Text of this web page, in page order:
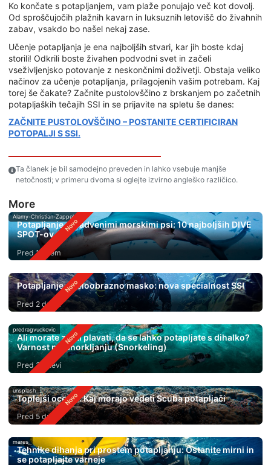
Ko končate s potapljanjem, vam plaže ponujajo več kot dovolj.
Od sproščujočih plažnih kavarn in luksuznih letovišč do živahnih
zabav, vsakdo bo našel nekaj zase.
Učenje potapljanja je ena najboljših stvari, kar jih boste kdaj
storili! Odkrili boste živahen podvodni svet in začeli
vseživljenjsko potovanje z neskončnimi doživetji. Obstaja veliko
načinov za učenje potapljanja, prilagojenih vašim potrebam. Kaj
torej še čakate? Začnite pustolovščino z brskanjem po začetnih
potapljaških tečajih SSI in se prijavite na spletu še danes:
ZAČNITE PUSTOLOVŠČINO – POSTANITE CERTIFICIRAN
POTOPALJI S SSI.
Ta članek je bil samodejno preveden in lahko vsebuje manjše
netočnosti; v primeru dvoma si oglejte izvirno angleško različico.
More
Alamy-Christian-Zappel
Potapljanje s kladvenimi morskimi psi: 10 najboljših DIVE
SPOT-ov
Pred 1 dnem
Potapljanje s celoobrazno masko: nova specialnost SSI
Pred 2 dnevi
predragvuckovic
Ali morate znati plavati, da se lahko potapljate s dihalko?
Varnost pri Snorkljanju (Snorkeling)
Pred 3 dnevi
unsplash
Toplejši oceani: Kaj morajo vedeti Scuba potapljači
Pred 5 dnevi
mares
Tehnike dihanja pri prostem potapljanju: Ostanite mirni in
se potapljajte varneje